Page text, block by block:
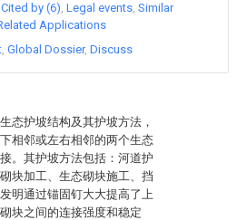
态护坡结构及其护坡方法，
相邻或左右相邻的两个生态
。其护坡方法包括：河道护
块加工、生态砌块施工、挡
明通过锚固钉大大提高了上
块之间的连接强度和稳定
Cited by (6) Legal events Similar
Applications
Global Dossier Discuss